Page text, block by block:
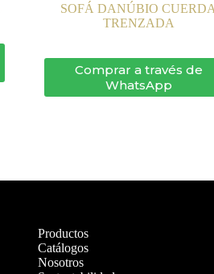
SOFÁ DANÚBIO CUERDA
TRENZADA
Comprar a través de
WhatsApp
Productos
Catálogos
Nosotros